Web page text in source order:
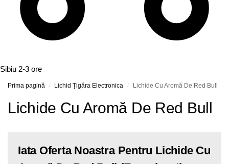
Sibiu 2-3 ore
Prima pagină / Lichid Țigăra Electronica / Lichide Cu Aromă De Red Bull
Lichide Cu Aromă De Red Bull
Iata Oferta Noastra Pentru Lichide Cu